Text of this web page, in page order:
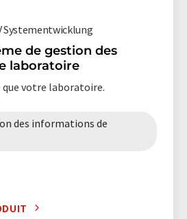
Systementwicklung
de gestion des
laboratoire
que votre laboratoire.
des informations de